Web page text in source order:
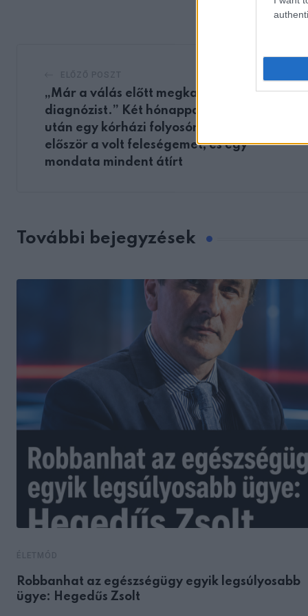
„Már a válás előtt megkaptam a
diagnózist.” Két hónappal a válásunk
után egy kórházi folyosón láttam meg
először a volt feleségemet, és egy
mondata mindent átírt
További bejegyzések
Robbanhat az egészségügy egyik legsúlyosabb
ügye: Hegedűs Zsolt